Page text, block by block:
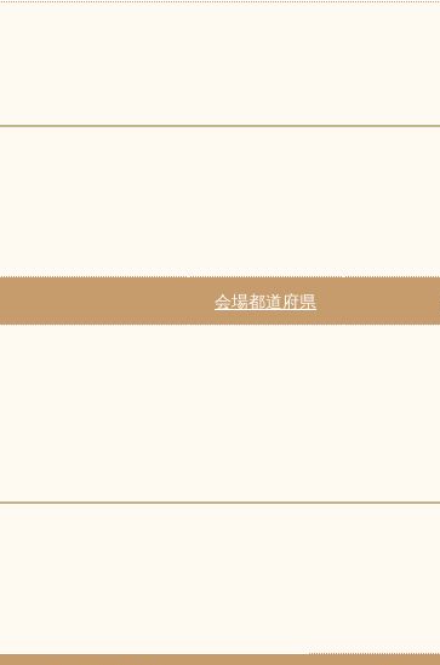
会場都道府県